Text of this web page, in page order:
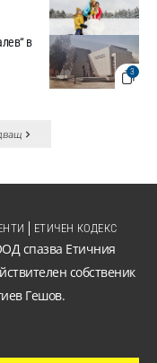
3
в
спазва Етичния
собственик
Гешов.
ЕТИЧЕН КОДЕКС